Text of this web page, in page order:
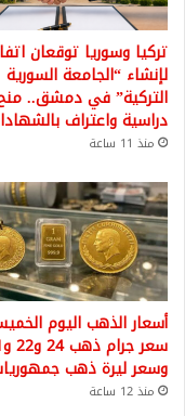
تركيا وسوريا توقعان
لإنشاء “الجامعة السورية
التركية” في دمشق..
دراسية واعتراف
منذ 11 ساعة
أسعار الذهب اليوم
وسعر ليرة ذهب
منذ 12 ساعة